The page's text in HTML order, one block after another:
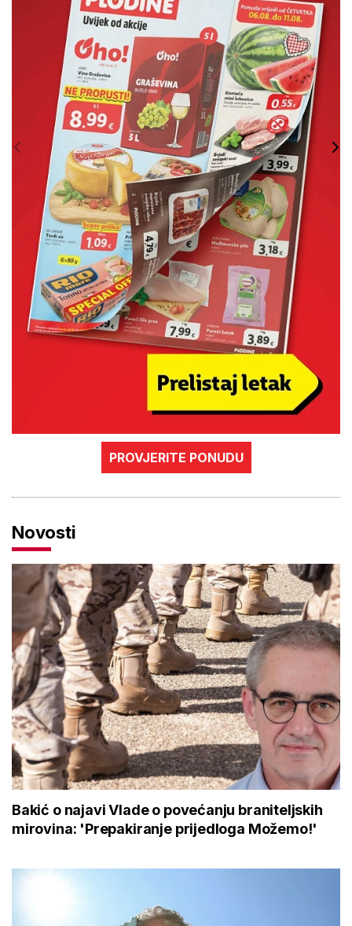
PROVJERITE PONUDU
Novosti
Bakić o najavi Vlade o povećanju braniteljskih
mirovina: 'Prepakiranje prijedloga Možemo!'